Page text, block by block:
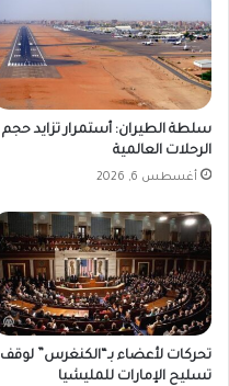
سلطة الطيران: أستمرار تزايد حجم
الرحلات العالمية
أغسطس 6, 2026
تحركات لأعضاء بـ“الكنغرس” لوقف
تسليح الإمارات للمليشيا